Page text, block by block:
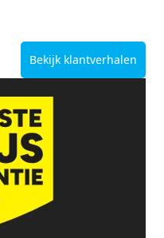
Bekijk klantverhalen